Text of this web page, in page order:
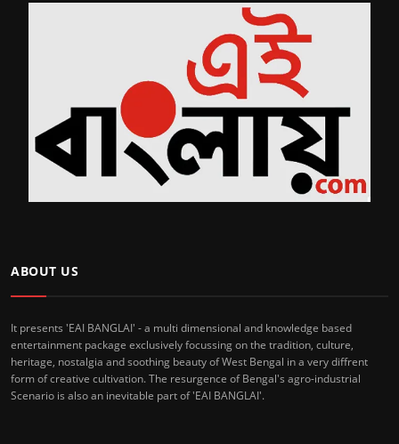
ABOUT US
It presents 'EAI BANGLAI' - a multi dimensional and knowledge based
entertainment package exclusively focussing on the tradition, culture,
heritage, nostalgia and soothing beauty of West Bengal in a very diffrent
form of creative cultivation. The resurgence of Bengal's agro-industrial
Scenario is also an inevitable part of 'EAI BANGLAI'.